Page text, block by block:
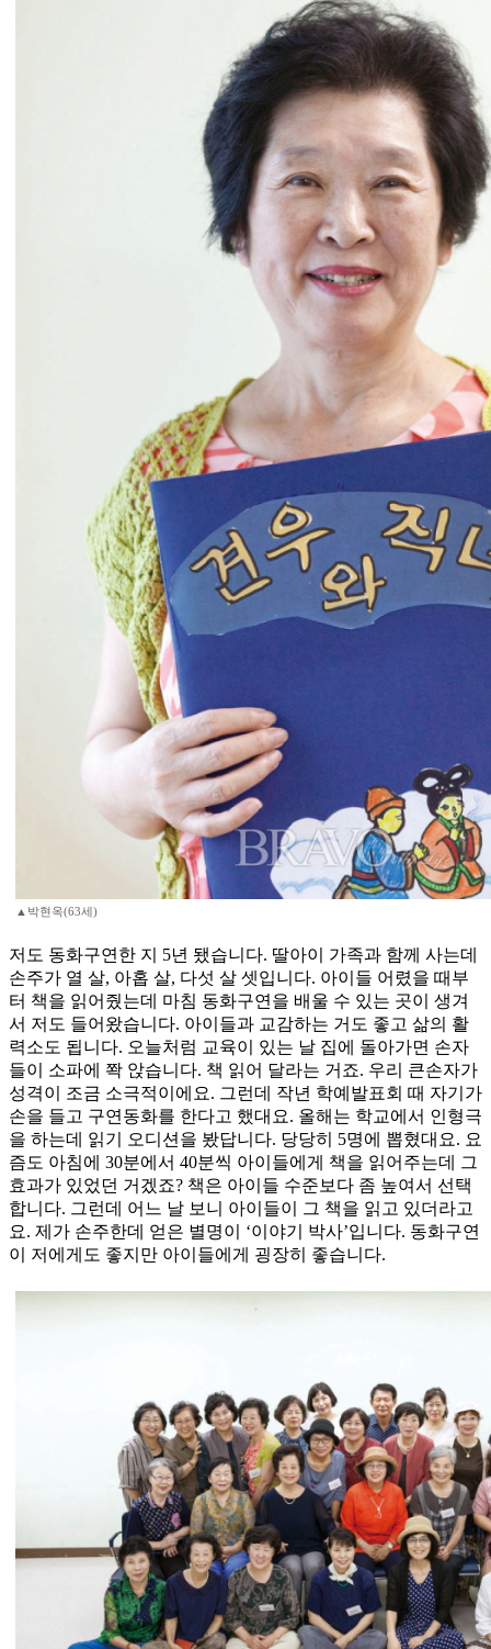
▲박현옥(63세)
저도 동화구연한 지 5년 됐습니다. 딸아이 가족과 함께 사는데
손주가 열 살, 아홉 살, 다섯 살 셋입니다. 아이들 어렸을 때부
터 책을 읽어줬는데 마침 동화구연을 배울 수 있는 곳이 생겨
서 저도 들어왔습니다. 아이들과 교감하는 거도 좋고 삶의 활
력소도 됩니다. 오늘처럼 교육이 있는 날 집에 돌아가면 손자
들이 소파에 쫙 앉습니다. 책 읽어 달라는 거죠. 우리 큰손자가
성격이 조금 소극적이에요. 그런데 작년 학예발표회 때 자기가
손을 들고 구연동화를 한다고 했대요. 올해는 학교에서 인형극
을 하는데 읽기 오디션을 봤답니다. 당당히 5명에 뽑혔대요. 요
즘도 아침에 30분에서 40분씩 아이들에게 책을 읽어주는데 그
효과가 있었던 거겠죠? 책은 아이들 수준보다 좀 높여서 선택
합니다. 그런데 어느 날 보니 아이들이 그 책을 읽고 있더라고
요. 제가 손주한데 얻은 별명이 ‘이야기 박사’입니다. 동화구연
이 저에게도 좋지만 아이들에게 굉장히 좋습니다.